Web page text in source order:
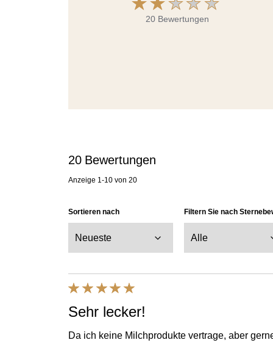
20 Bewertungen
20 Bewertungen
Anzeige 1-10 von 20
Sortieren nach Filtern Sie nach
Sehr lecker!
Da ich keine Milchprodukte vertrage, aber